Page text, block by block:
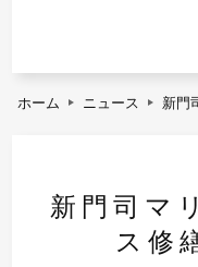
ホーム ニュース 新門
新門司マ
ス修